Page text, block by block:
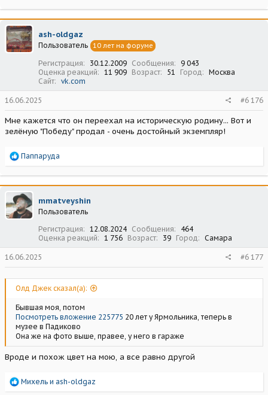
ash-oldgaz
Пользователь 10 лет на форуме
Регистрация 30.12.2009 Сообщения
9 043
Оценка реакций
11 909 Возраст 51 Город
Москва
Сайт
vk.com
16.06.2025 #6 176
Мне кажется что он переехал на историческую родину... Вот и
зелёную "Победу" продал - очень достойный экземпляр!
Р
а
к
ц
и
и
Паппаруда
mmatveyshin
Пользователь
Регистрация
12.08.2024 Сообщения
464
Оценка реакций
1 756 Возраст 39 Город Самара
16.06.2025 #6 177
Олд Джек сказал(а):
Бывшая моя, потом
Посмотреть вложение 225775 20 лет у Ярмольника, теперь в
музее в Падиково
Она же на фото выше, правее, у него в гараже
Вроде и похож цвет на мою, а все равно другой
Р
Михель и ash-oldgaz